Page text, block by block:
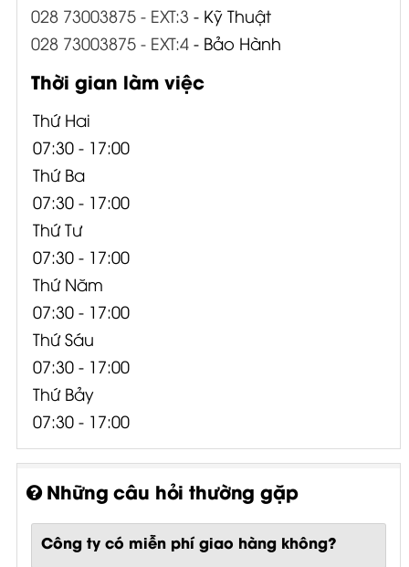
028 73003875 - EXT:3 - Kỹ Thuật
028 73003875 - EXT:4- Bảo Hành
Thời gian làm việc
Thứ Hai
07:30 - 17:00
Thứ Ba
07:30 - 17:00
Thứ Tư
07:30 - 17:00
Thứ Năm
07:30 - 17:00
Thứ Sáu
07:30 - 17:00
Thứ Bảy
07:30 - 17:00
Những câu hỏi thường gặp
Công ty có miễn phí giao hàng không?